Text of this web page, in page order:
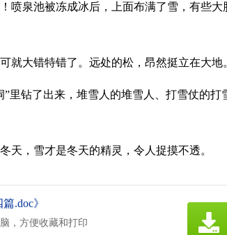
喷泉池被冻成冰后，上面布满了雪，有些大
就大错特错了。远处的松，昂然挺立在大地。
”里钻了出来，堆雪人的堆雪人、打雪仗的
天，雪才是冬天的精灵，令人捉摸不透。
.doc》
，方便收藏和打印